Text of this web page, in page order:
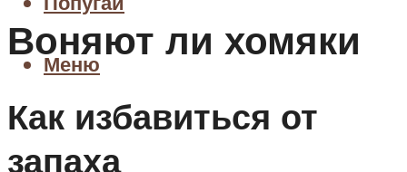
Меню
Воняют ли хомяки
Как избавиться от
запаха